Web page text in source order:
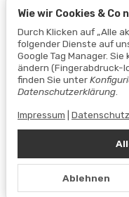
Gesetzliche
Ablehnen
Wie wir Cookies & Co
Durch Klicken auf „Alle
folgender Dienste auf
Google Tag Manager.
ändern (Fingerabdruck-
finden Sie unter
Datenschutzerklärung.
Impressum Datenschutz